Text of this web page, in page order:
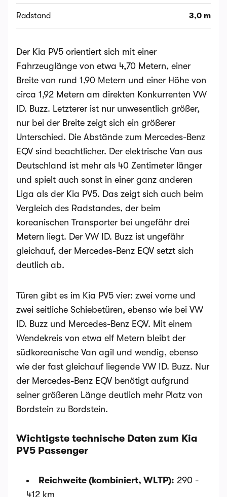
Radstand 3,0 m
Der Kia PV5 orientiert sich mit einer
Fahrzeuglänge von etwa 4,70 Metern, einer
Breite von rund 1,90 Metern und einer Höhe von
circa 1,92 Metern am direkten Konkurrenten VW
ID. Buzz. Letzterer ist nur unwesentlich größer,
nur bei der Breite zeigt sich ein größerer
Unterschied. Die Abstände zum Mercedes-Benz
EQV sind beachtlicher. Der elektrische Van aus
Deutschland ist mehr als 40 Zentimeter länger
und spielt auch sonst in einer ganz anderen
Liga als der Kia PV5. Das zeigt sich auch beim
Vergleich des Radstandes, der beim
koreanischen Transporter bei ungefähr drei
Metern liegt. Der VW ID. Buzz ist ungefähr
gleichauf, der Mercedes-Benz EQV setzt sich
deutlich ab.
Türen gibt es im Kia PV5 vier: zwei vorne und
zwei seitliche Schiebetüren, ebenso wie bei VW
ID. Buzz und Mercedes-Benz EQV. Mit einem
Wendekreis von etwa elf Metern bleibt der
südkoreanische Van agil und wendig, ebenso
wie der fast gleichauf liegende VW ID. Buzz. Nur
der Mercedes-Benz EQV benötigt aufgrund
seiner größeren Länge deutlich mehr Platz von
Bordstein zu Bordstein.
Wichtigste technische Daten zum Kia
PV5 Passenger
Reichweite (kombiniert, WLTP): 290 -
412 km